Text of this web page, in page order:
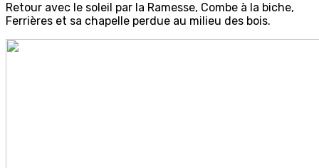
Retour avec le soleil par la Ramesse, Combe à la biche,
Ferrières et sa chapelle perdue au milieu des bois.